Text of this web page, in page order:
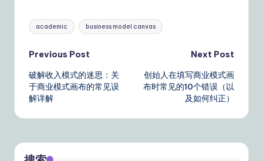
Tags:
academic business model canvas
Post
navigation
Previous Post
破解收入模式的迷思：关
于商业模式画布的常见误
解详解
Next Post
创始人在填写商业模式画
布时常见的10个错误（以
及如何纠正）